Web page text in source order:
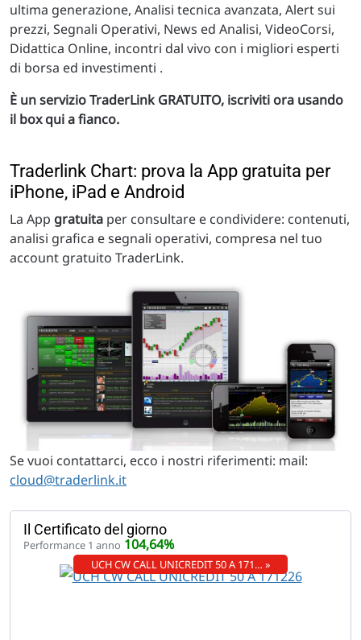
ultima generazione, Analisi tecnica avanzata, Alert sui
prezzi, Segnali Operativi, News ed Analisi, VideoCorsi,
Didattica Online, incontri dal vivo con i migliori esperti
di borsa ed investimenti .
È un servizio TraderLink GRATUITO, iscriviti ora usando
il box qui a fianco.
Traderlink Chart: prova la App gratuita per
iPhone, iPad e Android
La App gratuita per consultare e condividere: contenuti,
analisi grafica e segnali operativi, compresa nel tuo
account gratuito TraderLink.
Se vuoi contattarci, ecco i nostri riferimenti: mail:
cloud@traderlink.it
Il Certificato del giorno
Performance 1 anno 104,64%
UCH CW CALL UNICREDIT 50 A 171… »